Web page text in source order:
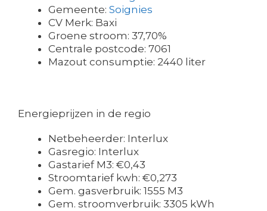
Gemeente: Soignies
CV Merk: Baxi
Groene stroom: 37,70%
Centrale postcode: 7061
Mazout consumptie: 2440 liter
Energieprijzen in de regio
Netbeheerder: Interlux
Gasregio: Interlux
Gastarief M3: €0,43
Stroomtarief kwh: €0,273
Gem. gasverbruik: 1555 M3
Gem. stroomverbruik: 3305 kWh